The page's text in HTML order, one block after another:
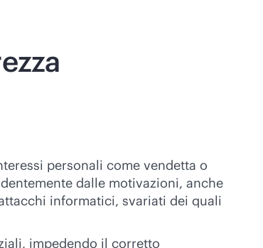
personali come vendetta o
dalle motivazioni, anche
informatici, svariati dei quali
impedendo il corretto